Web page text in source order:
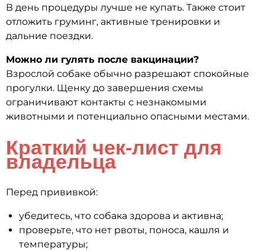
В день процедуры лучше не купать. Также стоит
отложить груминг, активные тренировки и
дальние поездки.
Можно ли гулять после вакцинации?
Взрослой собаке обычно разрешают спокойные
прогулки. Щенку до завершения схемы
ограничивают контакты с незнакомыми
животными и потенциально опасными местами.
Краткий чек-лист для
владельца
Перед прививкой:
убедитесь, что собака здорова и активна;
проверьте, что нет рвоты, поноса, кашля и
температуры;